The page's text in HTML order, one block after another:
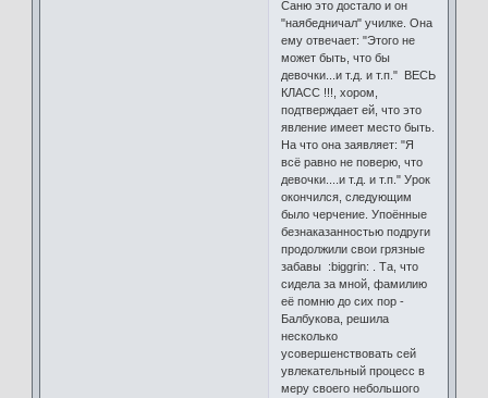
Саню это достало и он
"наябедничал" училке. Она
ему отвечает: "Этого не
может быть, что бы
девочки...и т.д. и т.п." ВЕСЬ
КЛАСС !!!, хором,
подтверждает ей, что это
явление имеет место быть.
На что она заявляет: "Я
всё равно не поверю, что
девочки....и т.д. и т.п." Урок
окончился, следующим
было черчение. Упоённые
безнаказанностью подруги
продолжили свои грязные
забавы :biggrin: . Та, что
сидела за мной, фамилию
её помню до сих пор -
Балбукова, решила
несколько
усовершенствовать сей
увлекательный процесс в
меру своего небольшого